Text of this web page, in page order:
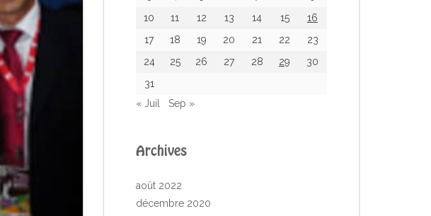
10
11 12 13 14 15
16
17
18 19 20 21 22
23
24
25 26 27 28 29
30
31
« Juil
Sep »
Archives
août 2022
décembre 2020